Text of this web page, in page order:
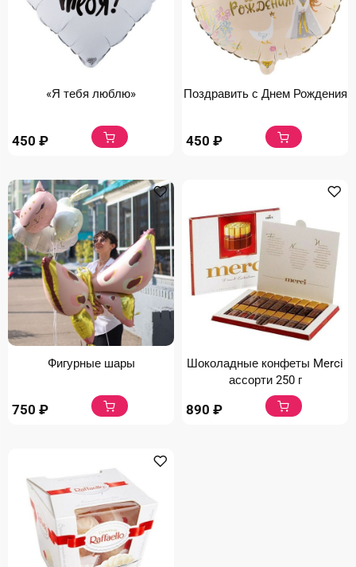
«Я тебя люблю»
450 ₽
Поздравить с Днем Рождения
450 ₽
Фигурные шары
750 ₽
Шоколадные конфеты Merci
ассорти 250 г
890 ₽